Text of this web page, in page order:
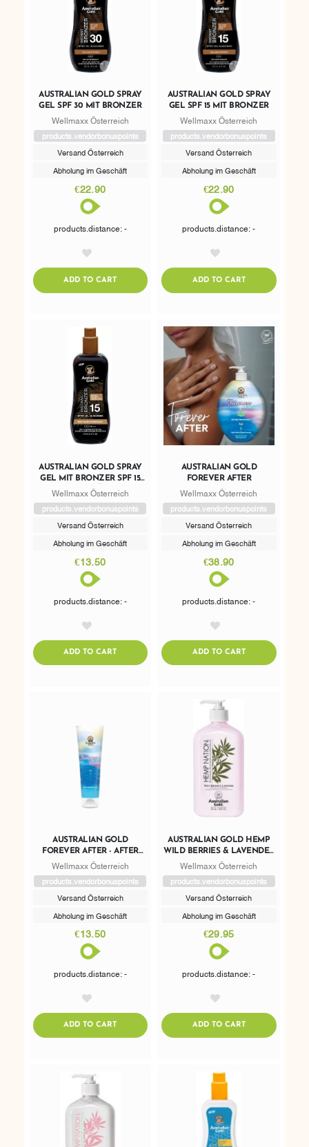
AUSTRALIAN GOLD SPRAY
GEL SPF 30 MIT BRONZER
Wellmaxx Österreich
products.vendorbonuspoints
Versand Österreich
Abholung im Geschäft
€22.90
products.distance: -
ADD TO CARTADDTOCART
AUSTRALIAN GOLD SPRAY
GEL SPF 15 MIT BRONZER
Wellmaxx Österreich
products.vendorbonuspoints
Versand Österreich
Abholung im Geschäft
€22.90
products.distance: -
ADD TO CARTADDTOCART
AUSTRALIAN GOLD SPRAY
GEL MIT BRONZER SPF 15
REISEGRÖSSE
Wellmaxx Österreich
products.vendorbonuspoints
Versand Österreich
Abholung im Geschäft
€13.50
products.distance: -
ADD TO CARTADDTOCART
AUSTRALIAN GOLD
FOREVER AFTER
Wellmaxx Österreich
products.vendorbonuspoints
Versand Österreich
Abholung im Geschäft
€38.90
products.distance: -
ADD TO CARTADDTOCART
AUSTRALIAN GOLD
FOREVER AFTER - AFTER
SUN
Wellmaxx Österreich
products.vendorbonuspoints
Versand Österreich
Abholung im Geschäft
€13.50
products.distance: -
ADD TO CARTADDTOCART
AUSTRALIAN GOLD HEMP
WILD BERRIES & LAVENDER
- AFTER SUN
Wellmaxx Österreich
products.vendorbonuspoints
Versand Österreich
Abholung im Geschäft
€29.95
products.distance: -
ADD TO CARTADDTOCART